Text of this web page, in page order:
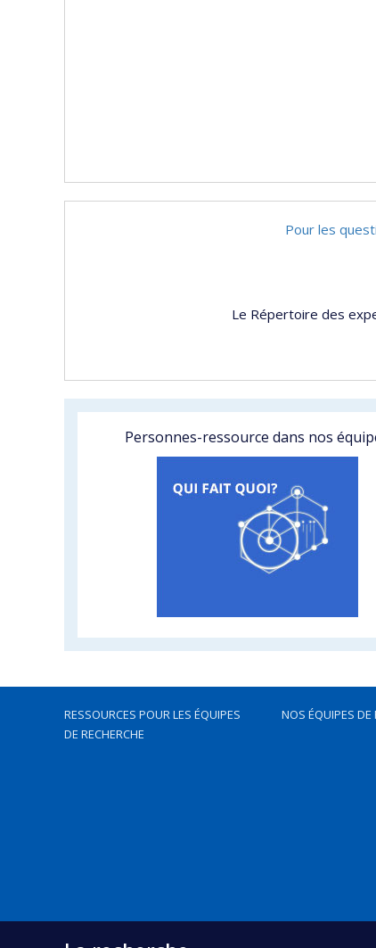
Pour les
Le Répertoire des
Personnes-ressource dans nos
RESSOURCES POUR LES ÉQUIPES
DE RECHERCHE
NOS ÉQUIPES DE